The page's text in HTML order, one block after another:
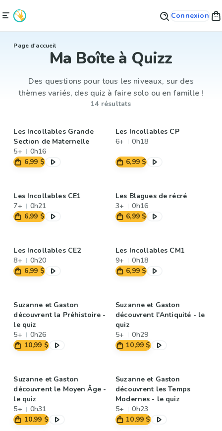
Connexion
Page d'accueil
Ma Boîte à Quizz
Des questions pour tous les niveaux, sur des
thèmes variés, des quiz à faire solo ou en famille !
14 résultats
Les Incollables Grande
Section de Maternelle
5+
0h16
6,99 $
Les Incollables CP
6+
0h18
6,99 $
Les Incollables CE1
7+
0h21
6,99 $
Les Blagues de récré
3+
0h16
6,99 $
Les Incollables CE2
8+
0h20
6,99 $
Les Incollables CM1
9+
0h18
6,99 $
Suzanne et Gaston
découvrent la Préhistoire -
le quiz
5+
0h26
10,99 $
Suzanne et Gaston
découvrent l'Antiquité - le
quiz
5+
0h29
10,99 $
Suzanne et Gaston
découvrent le Moyen Âge -
le quiz
5+
0h31
10,99 $
Suzanne et Gaston
découvrent les Temps
Modernes - le quiz
5+
0h23
10,99 $